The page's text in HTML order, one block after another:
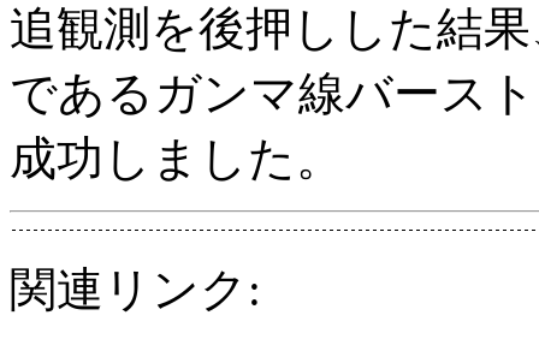
追観測を後押しした結
であるガンマ線バース
成功しました。
関連リンク: